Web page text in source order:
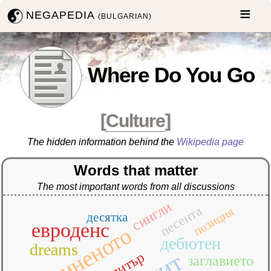
NEGAPEDIA(BULGARIAN)
Where Do You Go
[Culture]
The hidden information behind the Wikipedia page
Words that matter
The most important words from all discussions
евроденс
dreams дебютен
заглавието
синглипесента
десятка позиция